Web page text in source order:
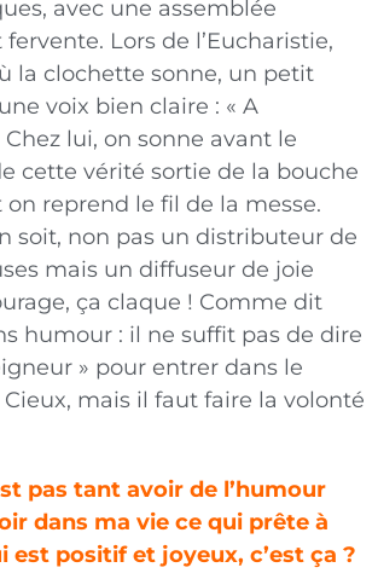
avec une assemblée
Lors de l’Eucharistie,
la clochette sonne, un petit
voix bien claire : « A
lui, on sonne avant le
cette vérité sortie de la bouche
on reprend le fil de la messe.
soit, non pas un distributeur de
mais un diffuseur de joie
ça claque ! Comme dit
humour : il ne suffit pas de dire
» pour entrer dans le
mais il faut faire la volonté
pas tant avoir de l’humour
dans ma vie ce qui prête à
est positif et joyeux, c’est ça ?